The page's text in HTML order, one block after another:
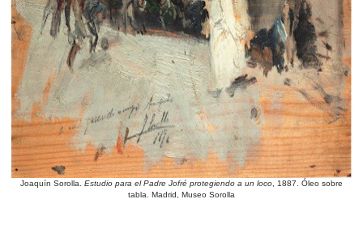
Joaquín Sorolla. Estudio para el Padre Jofré protegiendo a un loco, 1887. Óleo sobre
tabla. Madrid, Museo Sorolla